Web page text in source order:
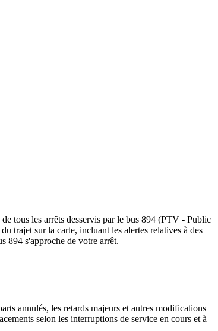
tous les arrêts desservis par le bus 894 (PTV - Public
trajet sur la carte, incluant les alertes relatives à des
894 s'approche de votre arrêt.
annulés, les retards majeurs et autres modifications
selon les interruptions de service en cours et à